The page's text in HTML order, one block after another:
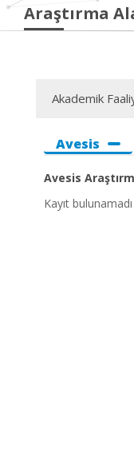
Araştırma
Akademik
Avesis
Avesis
Kayıt bulunamadı